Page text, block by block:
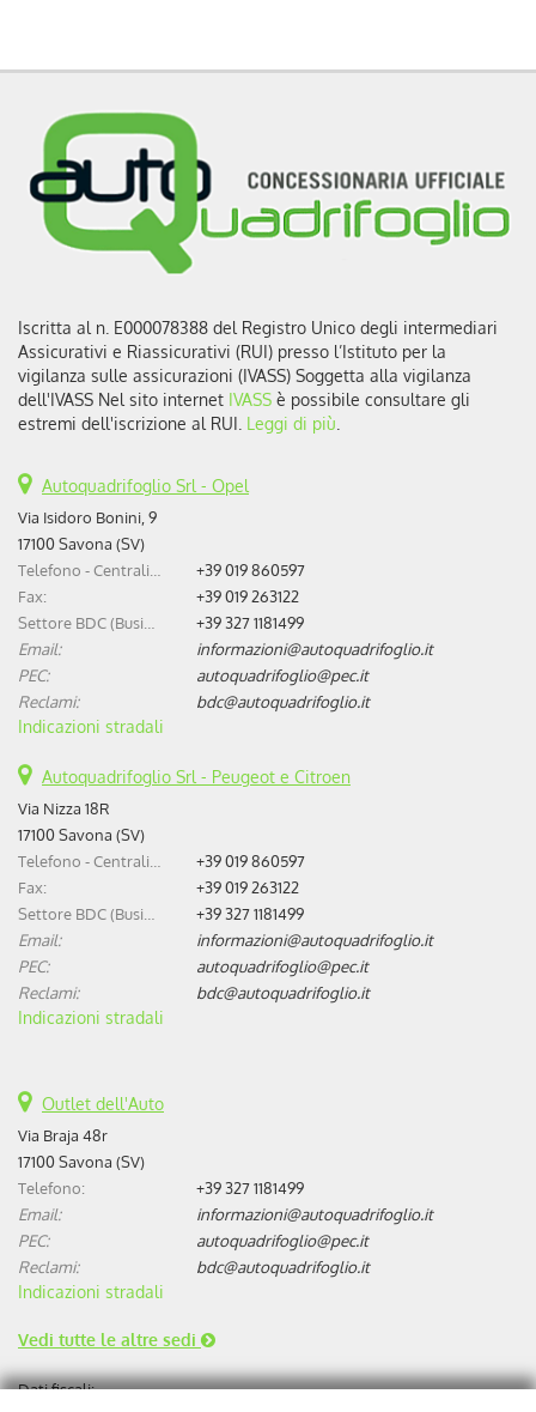
Iscritta al n. E000078388 del Registro Unico degli intermediari
Assicurativi e Riassicurativi (RUI) presso l’Istituto per la
vigilanza sulle assicurazioni (IVASS) Soggetta alla vigilanza
dell'IVASS Nel sito internet IVASS è possibile consultare gli
estremi dell'iscrizione al RUI. Leggi di più
Autoquadrifoglio Srl - Opel
Via Isidoro Bonini, 9
17100 Savona (SV)
+39 019 860597
Fax:
+39 019 263122
+39 327 1181499
Email:
informazioni@autoquadrifoglio.it
PEC:
autoquadrifoglio@pec.it
Reclami:
bdc@autoquadrifoglio.it
Indicazioni stradali
Autoquadrifoglio Srl - Peugeot e Citroen
Via Nizza 18R
17100 Savona (SV)
+39 019 860597
Fax:
+39 019 263122
+39 327 1181499
Email:
informazioni@autoquadrifoglio.it
PEC:
autoquadrifoglio@pec.it
Reclami:
bdc@autoquadrifoglio.it
Indicazioni stradali
Outlet dell'Auto
Via Braja 48r
17100 Savona (SV)
Telefono:
+39 327 1181499
Email:
informazioni@autoquadrifoglio.it
PEC:
autoquadrifoglio@pec.it
Reclami:
bdc@autoquadrifoglio.it
Indicazioni stradali
Vedi tutte le altre sedi
Dati fiscali: